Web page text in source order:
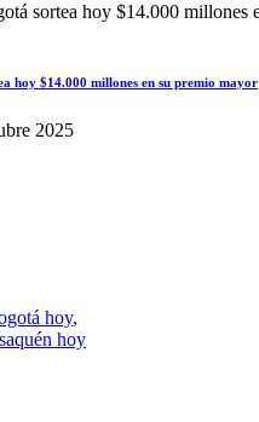
hoy $14.000 millones en su premio mayor
2025
hoy,
hoy